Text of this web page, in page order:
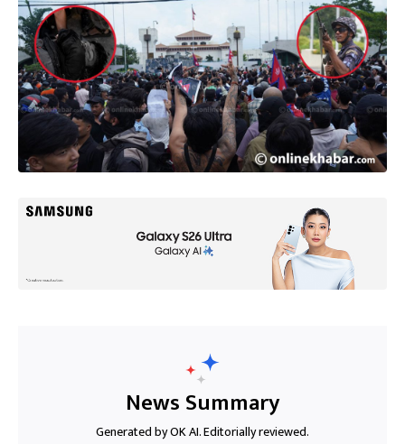
News Summary
Generated by OK AI. Editorially reviewed.